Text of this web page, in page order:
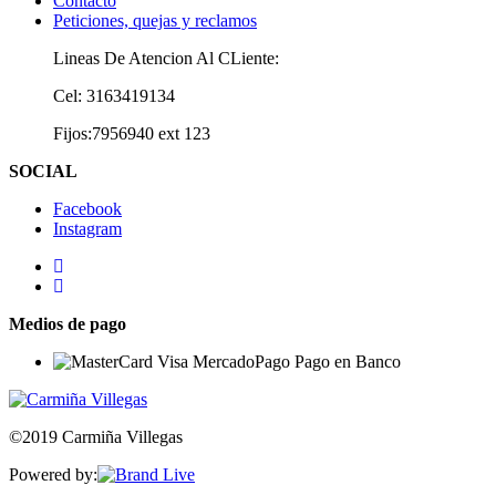
Peticiones, quejas y reclamos
Lineas De Atencion Al CLiente:
Cel: 3163419134
Fijos:7956940 ext 123
SOCIAL
Facebook
Instagram
Medios de pago
©2019 Carmiña Villegas
Powered by: